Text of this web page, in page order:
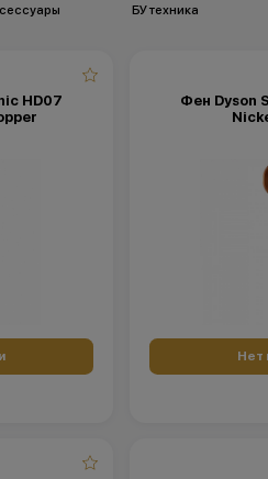
БУ техника
HD07
Фен Dyson
Нет